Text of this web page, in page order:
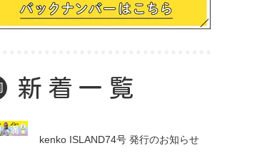
新着一覧
kenko ISLAND74号 発行のお知らせ